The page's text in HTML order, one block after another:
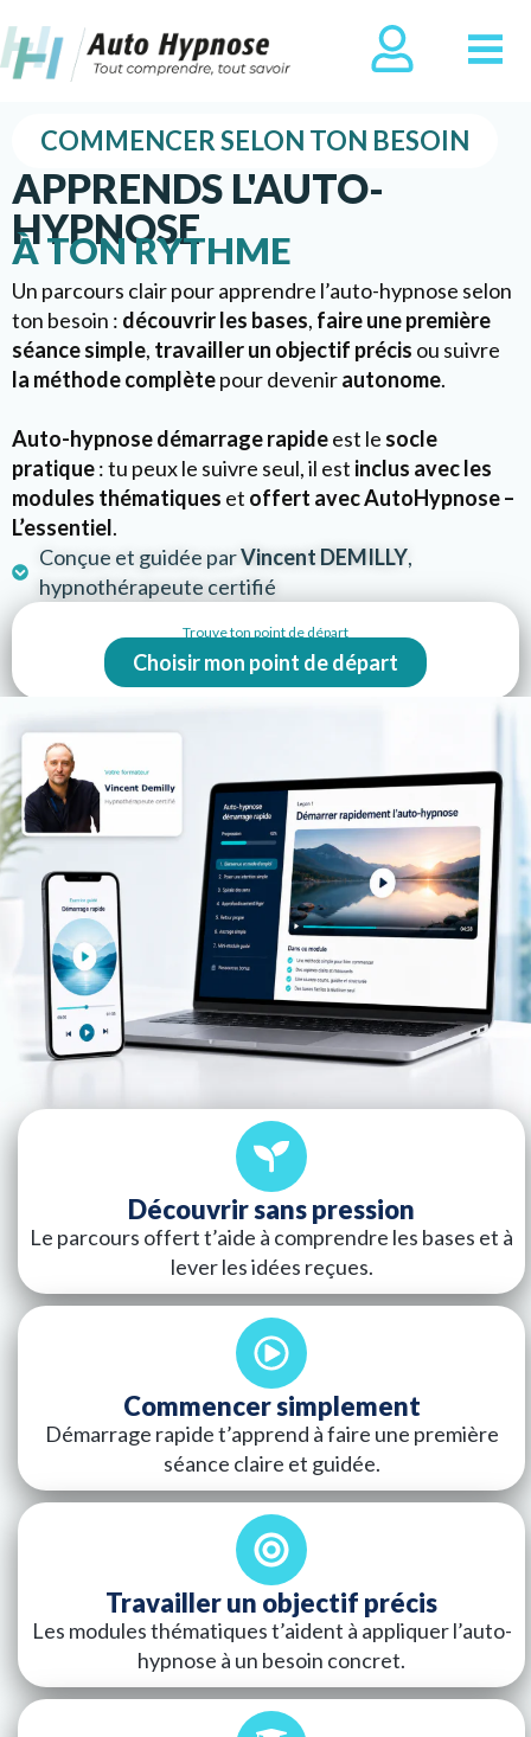
COMMENCER SELON TON BESOIN
APPRENDS L'AUTO-
HYPNOSE
À TON RYTHME
Un parcours clair pour apprendre l’auto-hypnose selon
ton besoin : découvrir les bases, faire une première
séance simple, travailler un objectif précis ou suivre
la méthode complètepour devenirautonome.
Auto-hypnose démarrage rapideest le socle
pratique: tu peux le suivre seul, il est inclus avec les
modules thématiques et offert avec AutoHypnose –
L’essentiel.
Conçue et guidée parVincent DEMILLY,
hypnothérapeute certifié
Trouve ton point de départ
Choisir mon point de départ
Découvrir sans pression
Le parcours offert t’aide à comprendre les bases et à
lever les idées reçues.
Commencer simplement
Démarrage rapide t’apprend à faire une première
séance claire et guidée.
Travailler un objectif précis
Les modules thématiques t’aident à appliquer l’auto-
hypnose à un besoin concret.